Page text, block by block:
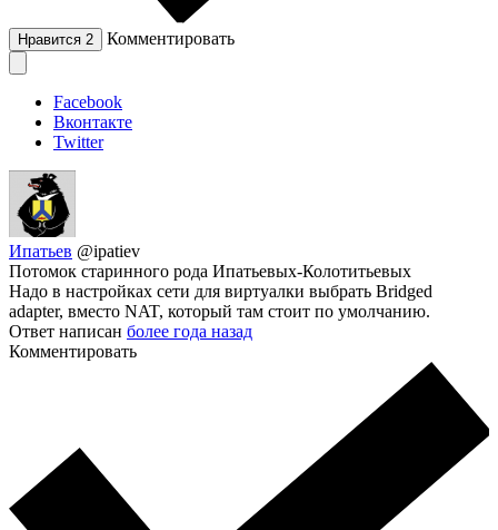
Нравится 2 Комментировать
Facebook
Вконтакте
Twitter
Ипатьев @ipatiev
Потомок старинного рода Ипатьевых-Колотитьевых
Надо в настройках сети для виртуалки выбрать Bridged
adapter, вместо NAT, который там стоит по умолчанию.
Ответ написан более года назад
Комментировать